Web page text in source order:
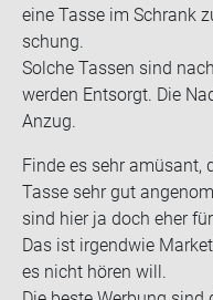
eine Tasse im Schrank
schung.
Sol­che Tas­sen sind
wer­den Ent­sorgt. Die
Anzug.
Finde es sehr amü­sant,
Tasse sehr gut
sind hier ja doch eher
Das ist ir­gend­wie
es nicht hören will.